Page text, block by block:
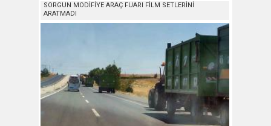
SORGUN MODİFİYE ARAÇ FUARI FİLM SETLERİNİ
ARATMADI